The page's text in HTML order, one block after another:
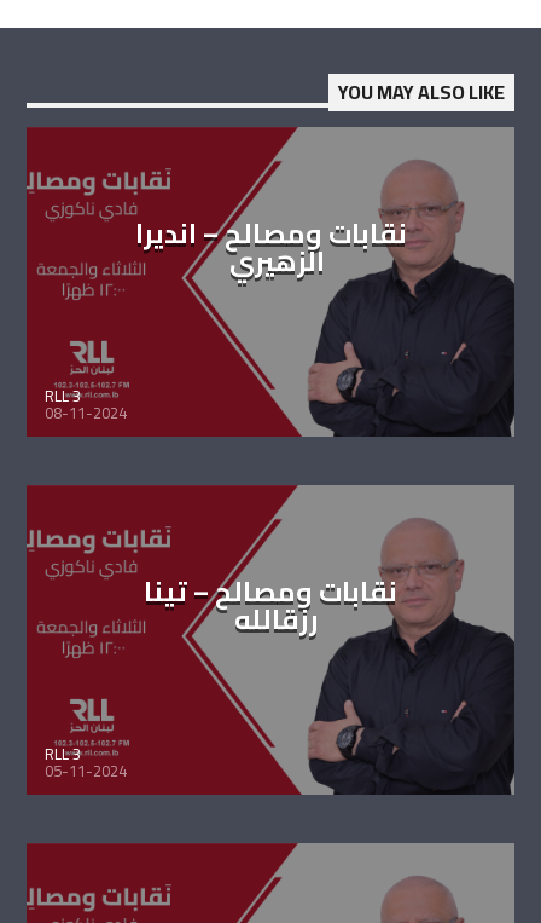
YOU MAY ALSO LIKE
نقابات ومصالح – انديرا
الزهيري
RLL 3
08-11-2024
نقابات ومصالح – تينا
رزقالله
RLL 3
05-11-2024